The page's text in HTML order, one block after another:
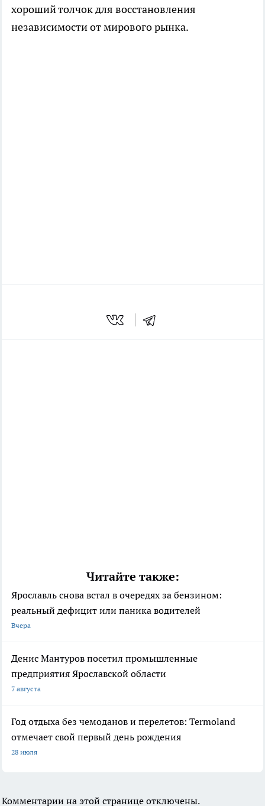
хороший толчок для восстановления
независимости от мирового рынка.
Читайте также:
Ярославль снова встал в очередях за бензином:
реальный дефицит или паника водителей
Вчера
Денис Мантуров посетил промышленные
предприятия Ярославской области
7 августа
Год отдыха без чемоданов и перелетов: Termoland
отмечает свой первый день рождения
28 июля
Комментарии на этой странице отключены.